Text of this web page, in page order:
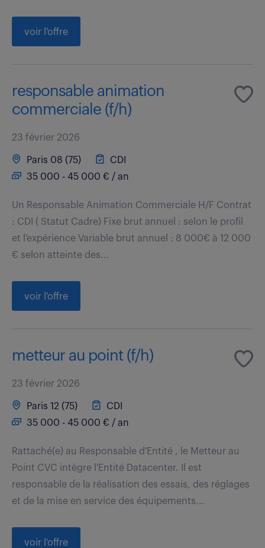
voir l'offre
responsable animation
commerciale (f/h)
23 février 2026
Paris 08 (75)
CDI
35 000 - 45 000 € / an
Un Responsable Animation Commerciale H/F Contrat
: CDI ( Statut Cadre) Fixe brut annuel : selon le profil
et l'expérience Variable brut annuel : 8 000€ à 12 000
€ selon atteinte des...
voir l'offre
metteur au point (f/h)
23 février 2026
Paris 12 (75)
CDI
35 000 - 45 000 € / an
Rattaché(e) au Responsable d'Entité , le Metteur au
Point CVC intègre l'Entité Datacenter. Il est
responsable de la réalisation des essais, des réglages
et de la mise en service des équipements...
voir l'offre